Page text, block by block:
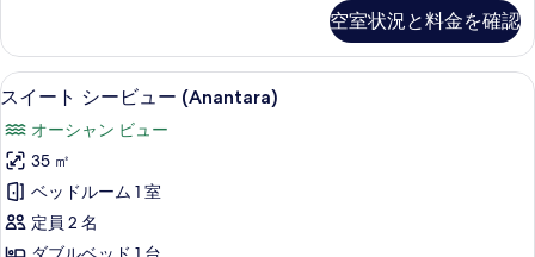
Jacuzzi)
の
す
べ
て
の
写
ー
(Terrace
and
Jacuzzi)
の
細
ビ
ュ
ー
の
す
べ
て
ス
ル
ー
シ
ー
ビ
ュ
ー
の
空室状況と料金を確認
ス
ー
ト
シ
ー
セレクト コンフォート製ベッド、ミ
4
スイート シービュー (Anantara)
オーシャン ビュー
35 ㎡
ベッドルーム 1 室
定員 2 名